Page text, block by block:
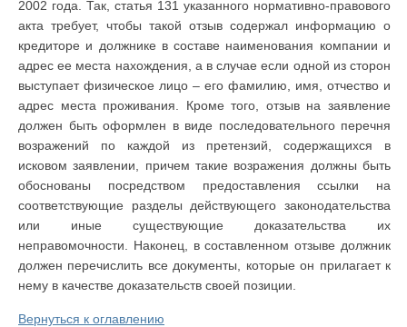
2002 года. Так, статья 131 указанного нормативно-правового
акта требует, чтобы такой отзыв содержал информацию о
кредиторе и должнике в составе наименования компании и
адрес ее места нахождения, а в случае если одной из сторон
выступает физическое лицо – его фамилию, имя, отчество и
адрес места проживания. Кроме того, отзыв на заявление
должен быть оформлен в виде последовательного перечня
возражений по каждой из претензий, содержащихся в
исковом заявлении, причем такие возражения должны быть
обоснованы посредством предоставления ссылки на
соответствующие разделы действующего законодательства
или иные существующие доказательства их
неправомочности. Наконец, в составленном отзыве должник
должен перечислить все документы, которые он прилагает к
нему в качестве доказательств своей позиции.
Вернуться к оглавлению